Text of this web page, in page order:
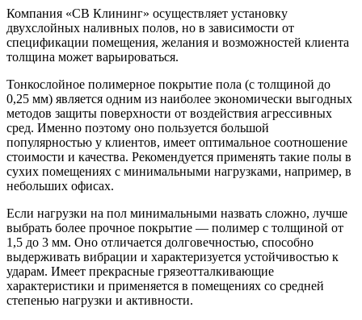
Компания «СВ Клининг» осуществляет установку
двухслойных наливных полов, но в зависимости от
спецификации помещения, желания и возможностей клиента
толщина может варьироваться.
Тонкослойное полимерное покрытие пола (с толщиной до
0,25 мм) является одним из наиболее экономически выгодных
методов защиты поверхности от воздействия агрессивных
сред. Именно поэтому оно пользуется большой
популярностью у клиентов, имеет оптимальное соотношение
стоимости и качества. Рекомендуется применять такие полы в
сухих помещениях с минимальными нагрузками, например, в
небольших офисах.
Если нагрузки на пол минимальными назвать сложно, лучше
выбрать более прочное покрытие — полимер с толщиной от
1,5 до 3 мм. Оно отличается долговечностью, способно
выдерживать вибрации и характеризуется устойчивостью к
ударам. Имеет прекрасные грязеотталкивающие
характеристики и применяется в помещениях со средней
степенью нагрузки и активности.